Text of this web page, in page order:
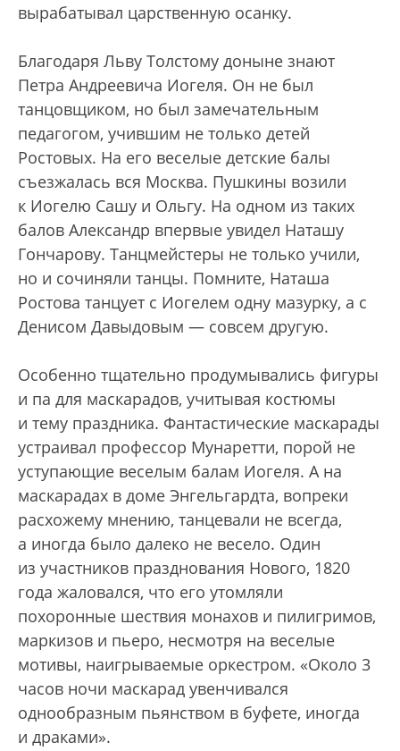
вырабатывал царственную осанку.
Благодаря Льву Толстому доныне знают
Петра Андреевича Иогеля. Он не был
танцовщиком, но был замечательным
педагогом, учившим не только детей
Ростовых. На его веселые детские балы
съезжалась вся Москва. Пушкины возили
к Иогелю Сашу и Ольгу. На одном из таких
балов Александр впервые увидел Наташу
Гончарову. Танцмейстеры не только учили,
но и сочиняли танцы. Помните, Наташа
Ростова танцует с Иогелем одну мазурку, а с
Денисом Давыдовым — совсем другую.
Особенно тщательно продумывались фигуры
и па для маскарадов, учитывая костюмы
и тему праздника. Фантастические маскарады
устраивал профессор Мунаретти, порой не
уступающие веселым балам Иогеля. А на
маскарадах в доме Энгельгардта, вопреки
расхожему мнению, танцевали не всегда,
а иногда было далеко не весело. Один
из участников празднования Нового, 1820
года жаловался, что его утомляли
похоронные шествия монахов и пилигримов,
маркизов и пьеро, несмотря на веселые
мотивы, наигрываемые оркестром. «Около 3
часов ночи маскарад увенчивался
однообразным пьянством в буфете, иногда
и драками».